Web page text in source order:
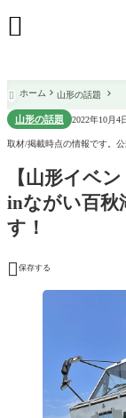

 ホーム 山形の話題
山形の話題 2022年10月4
取材/掲載時点の情報です。
【山形イベ
inながい百秋
す！
 保存する